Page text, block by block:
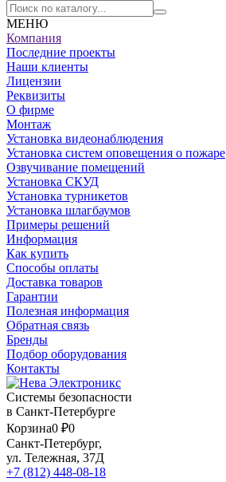
МЕНЮ
Компания
Последние проекты
Наши клиенты
Лицензии
Реквизиты
О фирме
Монтаж
Установка видеонаблюдения
Установка систем оповещения о пожаре
Озвучивание помещений
Установка СКУД
Установка турникетов
Установка шлагбаумов
Примеры решений
Информация
Как купить
Способы оплаты
Доставка товаров
Гарантии
Полезная информация
Обратная связь
Бренды
Подбор оборудования
Контакты
Системы безопасности
в Санкт-Петербурге
Корзина0 ₽0
Санкт-Петербург,
ул. Тележная, 37Д
+7 (812) 448-08-18